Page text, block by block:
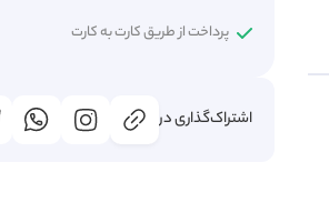
پرداخت از طریق کارت به کارت
اشتراک‌گذاری در